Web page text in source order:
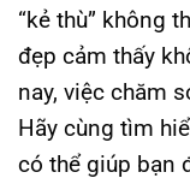
“kẻ thù” không
đẹp cảm thấy
nay, việc chăm
Hãy cùng tìm
có thể giúp bạn